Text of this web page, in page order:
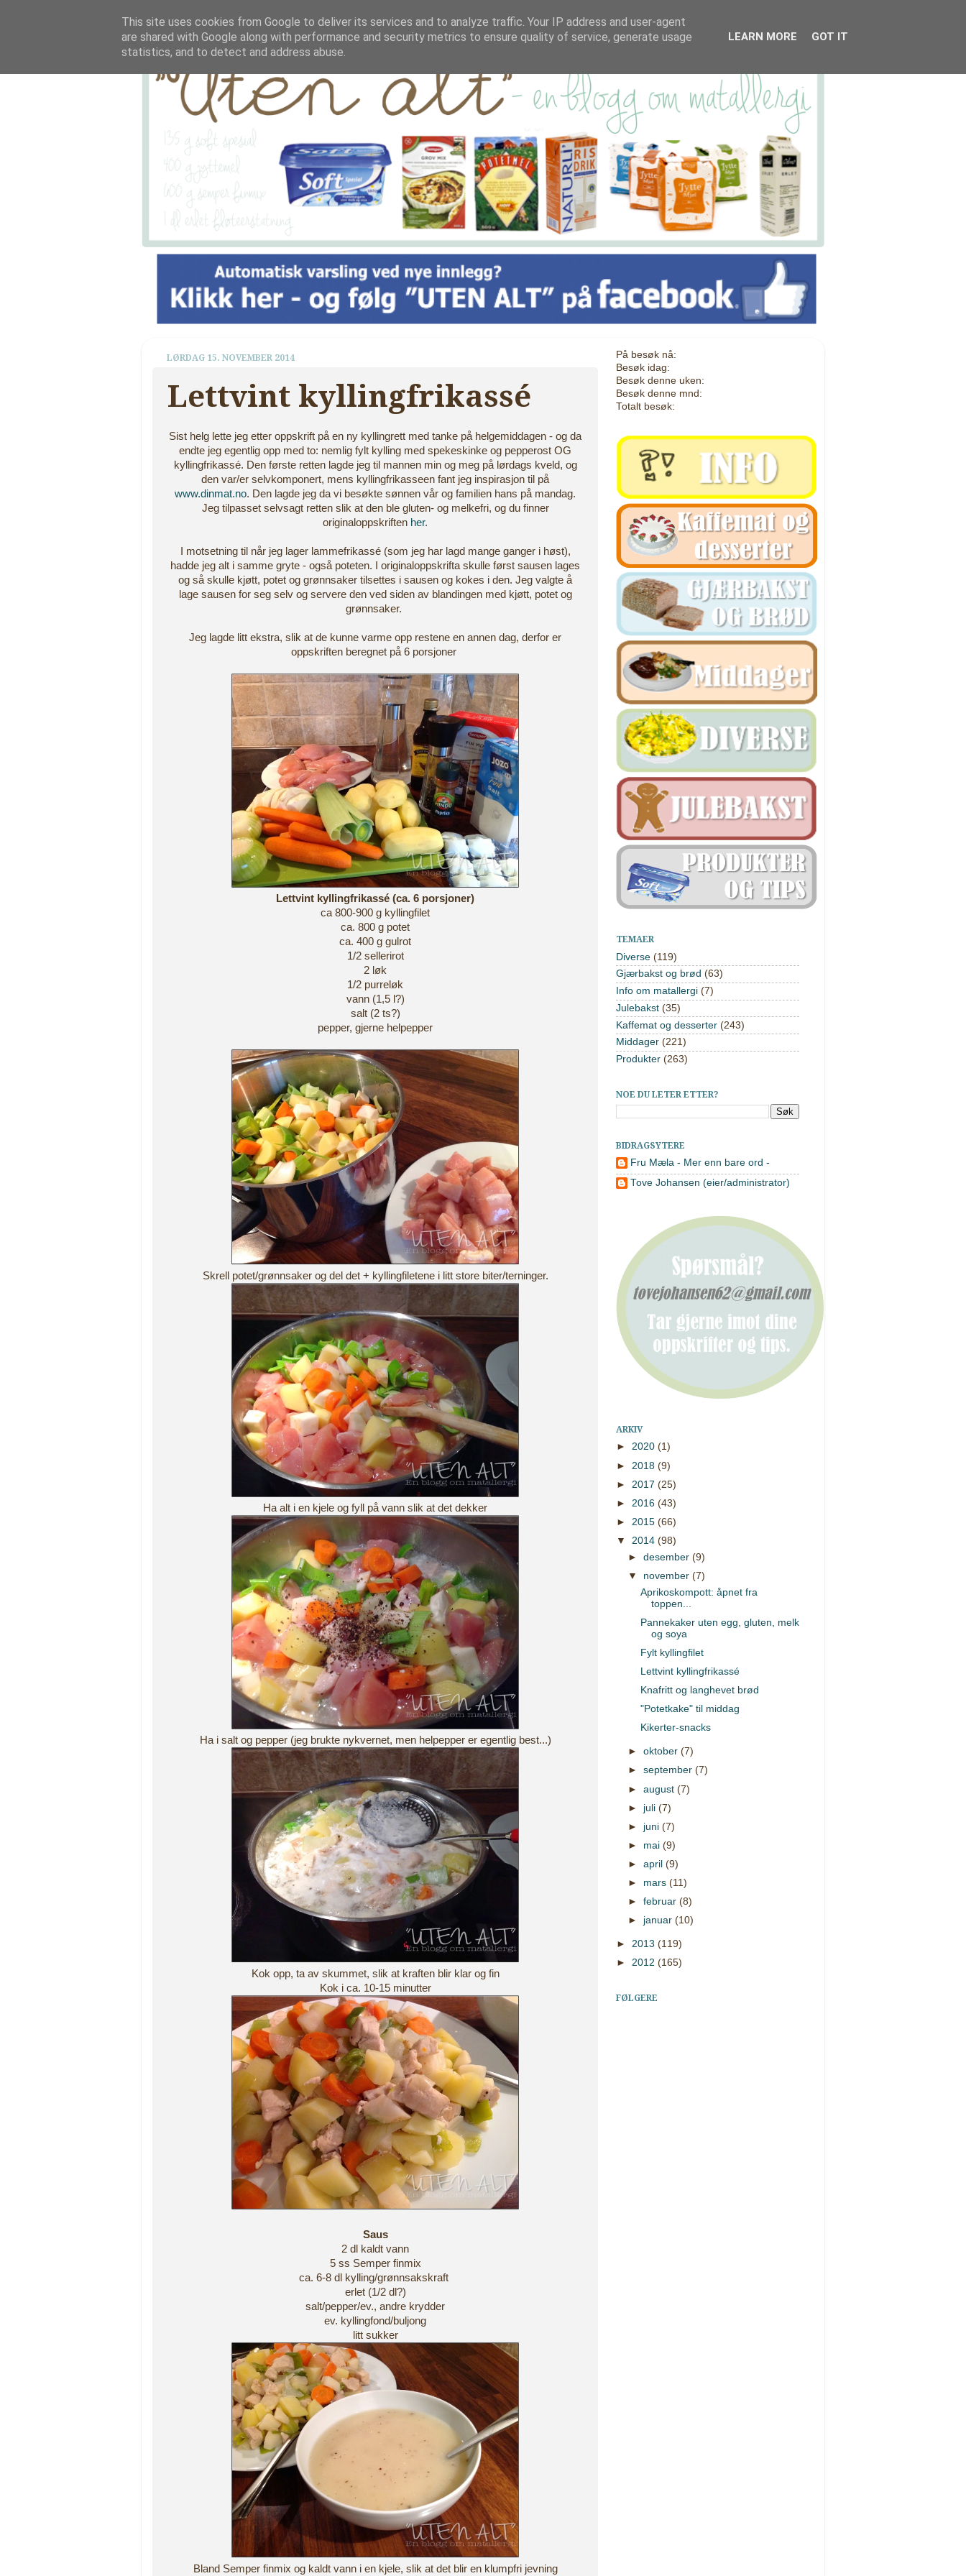
LØRDAG 15. NOVEMBER 2014
Lettvint kyllingfrikassé
Sist helg lette jeg etter oppskrift på en ny kyllingrett med tanke på helgemiddagen - og da
endte jeg egentlig opp med to: nemlig fylt kylling med spekeskinke og pepperost OG
kyllingfrikassé. Den første retten lagde jeg til mannen min og meg på lørdags kveld, og
den var/er selvkomponert, mens kyllingfrikasseen fant jeg inspirasjon til på
www.dinmat.no. Den lagde jeg da vi besøkte sønnen vår og familien hans på mandag.
Jeg tilpasset selvsagt retten slik at den ble gluten- og melkefri, og du finner
originaloppskriften her.
I motsetning til når jeg lager lammefrikassé (som jeg har lagd mange ganger i høst),
hadde jeg alt i samme gryte - også poteten. I originaloppskrifta skulle først sausen lages
og så skulle kjøtt, potet og grønnsaker tilsettes i sausen og kokes i den. Jeg valgte å
lage sausen for seg selv og servere den ved siden av blandingen med kjøtt, potet og
grønnsaker.
Jeg lagde litt ekstra, slik at de kunne varme opp restene en annen dag, derfor er
oppskriften beregnet på 6 porsjoner
Lettvint kyllingfrikassé (ca. 6 porsjoner)
ca 800-900 g kyllingfilet
ca. 800 g potet
ca. 400 g gulrot
1/2 sellerirot
2 løk
1/2 purreløk
vann (1,5 l?)
salt (2 ts?)
pepper, gjerne helpepper
Skrell potet/grønnsaker og del det + kyllingfiletene i litt store biter/terninger.
Ha alt i en kjele og fyll på vann slik at det dekker
Ha i salt og pepper (jeg brukte nykvernet, men helpepper er egentlig best...)
Kok opp, ta av skummet, slik at kraften blir klar og fin
Kok i ca. 10-15 minutter
Saus
2 dl kaldt vann
5 ss Semper finmix
ca. 6-8 dl kylling/grønnsakskraft
erlet (1/2 dl?)
salt/pepper/ev., andre krydder
ev. kyllingfond/buljong
litt sukker
Bland Semper finmix og kaldt vann i en kjele, slik at det blir en klumpfri jevning
På besøk nå:
Besøk idag:
Besøk denne uken:
Besøk denne mnd:
Totalt besøk:
TEMAER
Diverse (119)
Gjærbakst og brød (63)
Info om matallergi (7)
Julebakst (35)
Kaffemat og desserter (243)
Middager (221)
Produkter (263)
NOE DU LETER ETTER?
BIDRAGSYTERE
Fru Mæla - Mer enn bare ord -
Tove Johansen (eier/administrator)
ARKIV
► 2020 (1)
► 2018 (9)
► 2017 (25)
► 2016 (43)
► 2015 (66)
▼ 2014 (98)
►desember(9)
▼ november(7)
Aprikoskompott: åpnet fra
toppen...
Pannekaker uten egg, gluten, melk
og soya
Fylt kyllingfilet
Lettvint kyllingfrikassé
Knafritt og langhevet brød
"Potetkake" til middag
Kikerter-snacks
►oktober(7)
►september(7)
►august(7)
► juli(7)
► juni(7)
► mai(9)
►april(9)
► mars(11)
►februar(8)
► januar(10)
► 2013 (119)
► 2012 (165)
FØLGERE
This site uses cookies from Google to deliver its services and to analyze traffic. Your IP address and user-agent
are shared with Google along with performance and security metrics to ensure quality of service, generate usage
statistics, and to detect and address abuse.
LEARN MORE GOT IT